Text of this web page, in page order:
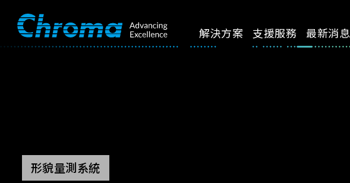
解決方案 支援服務 最新消息
形貌量測系統